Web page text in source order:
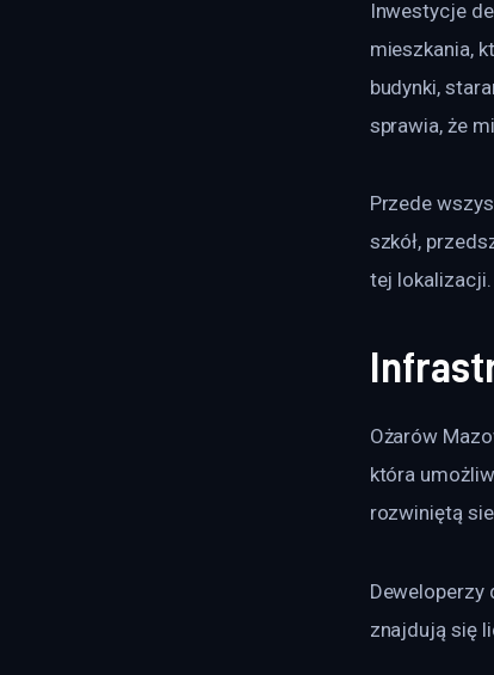
Inwestycje
mieszkania,
budynki,
sprawia, że
Przede
szkół,
tej lokalizacji.
Ożarów
która
rozwiniętą
Deweloperzy
znajdują się